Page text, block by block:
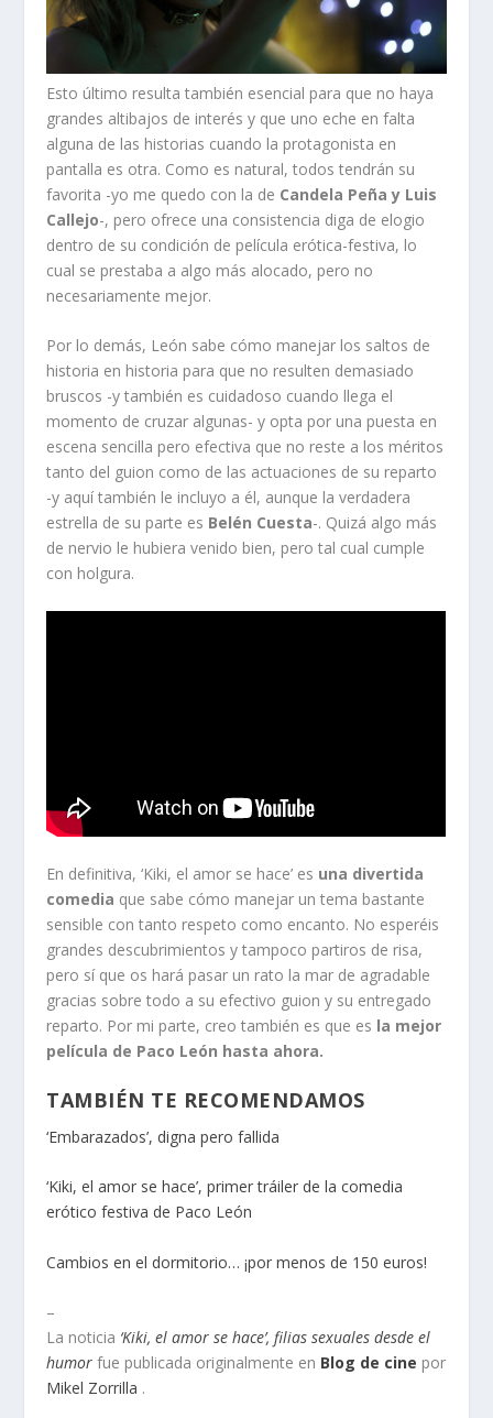
Esto último resulta también esencial para que no haya
grandes altibajos de interés y que uno eche en falta
alguna de las historias cuando la protagonista en
pantalla es otra. Como es natural, todos tendrán su
favorita -yo me quedo con la de Candela Peña y Luis
Callejo-, pero ofrece una consistencia diga de elogio
dentro de su condición de película erótica-festiva, lo
cual se prestaba a algo más alocado, pero no
necesariamente mejor.
Por lo demás, León sabe cómo manejar los saltos de
historia en historia para que no resulten demasiado
bruscos -y también es cuidadoso cuando llega el
momento de cruzar algunas- y opta por una puesta en
escena sencilla pero efectiva que no reste a los méritos
tanto del guion como de las actuaciones de su reparto
-y aquí también le incluyo a él, aunque la verdadera
estrella de su parte es Belén Cuesta-. Quizá algo más
de nervio le hubiera venido bien, pero tal cual cumple
con holgura.
En definitiva, ‘Kiki, el amor se hace’ es una divertida
comedia que sabe cómo manejar un tema bastante
sensible con tanto respeto como encanto. No esperéis
grandes descubrimientos y tampoco partiros de risa,
pero sí que os hará pasar un rato la mar de agradable
gracias sobre todo a su efectivo guion y su entregado
reparto. Por mi parte, creo también es que es la mejor
película de Paco León hasta ahora.
TAMBIÉN TE RECOMENDAMOS
‘Embarazados’, digna pero fallida
‘Kiki, el amor se hace’, primer tráiler de la comedia
erótico festiva de Paco León
Cambios en el dormitorio… ¡por menos de 150 euros!
–
La noticia ‘Kiki, el amor se hace’, filias sexuales desde el
humorfue publicada originalmente en Blog de cine por
Mikel Zorrilla .